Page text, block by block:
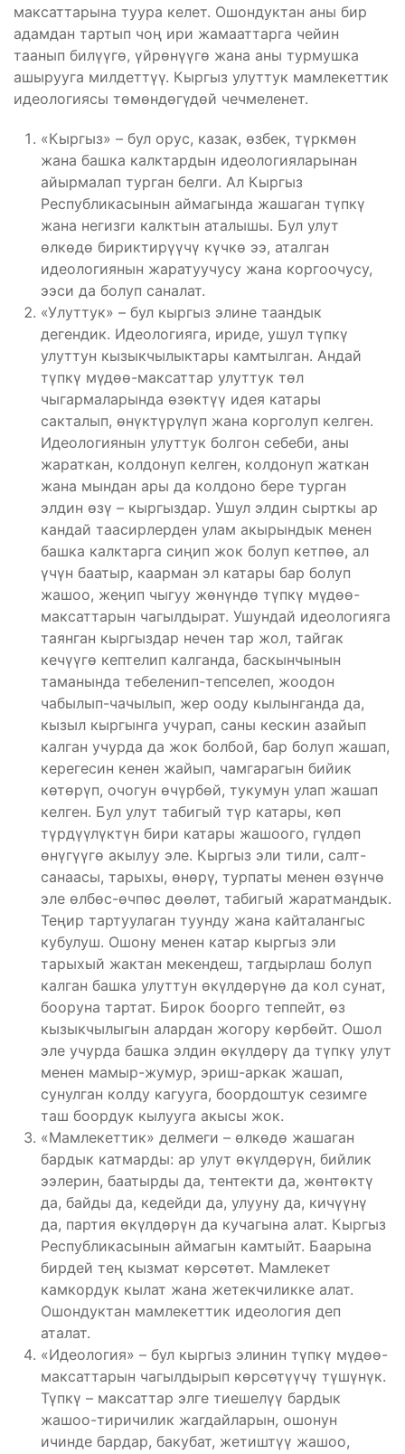
максаттарына туура келет. Ошондуктан аны бир
адамдан тартып чоң ири жамааттарга чейин
таанып билүүгө, үйрөнүүгө жана аны турмушка
ашырууга милдеттүү. Кыргыз улуттук мамлекеттик
идеологиясы төмөндөгүдөй чечмеленет.
«Кыргыз» – бул орус, казак, өзбек, түркмөн
жана башка калктардын идеологияларынан
айырмалап турган белги. Ал Кыргыз
Республикасынын аймагында жашаган түпкү
жана негизги калктын аталышы. Бул улут
өлкөдө бириктирүүчү күчкө ээ, аталган
идеологиянын жаратуучусу жана коргоочусу,
ээси да болуп саналат.
«Улуттук» – бул кыргыз элине таандык
дегендик. Идеологияга, ириде, ушул түпкү
улуттун кызыкчылыктары камтылган. Андай
түпкү мүдөө-максаттар улуттук төл
чыгармаларында өзөктүү идея катары
сакталып, өнүктүрүлүп жана корголуп келген.
Идеологиянын улуттук болгон себеби, аны
жараткан, колдонуп келген, колдонуп жаткан
жана мындан ары да колдоно бере турган
элдин өзү – кыргыздар. Ушул элдин сырткы ар
кандай таасирлерден улам акырындык менен
башка калктарга сиңип жок болуп кетпөө, ал
үчүн баатыр, каарман эл катары бар болуп
жашоо, жеңип чыгуу жөнүндө түпкү мүдөө-
максаттарын чагылдырат. Ушундай идеологияга
таянган кыргыздар нечен тар жол, тайгак
кечүүгө кептелип калганда, баскынчынын
таманында тебеленип-тепселеп, жоодон
чабылып-чачылып, жер ооду кылынганда да,
кызыл кыргынга учурап, саны кескин азайып
калган учурда да жок болбой, бар болуп жашап,
керегесин кенен жайып, чамгарагын бийик
көтөрүп, очогун өчүрбөй, тукумун улап жашап
келген. Бул улут табигый түр катары, көп
түрдүүлүктүн бири катары жашоого, гүлдөп
өнүгүүгө акылуу эле. Кыргыз эли тили, салт-
санаасы, тарыхы, өнөрү, турпаты менен өзүнчө
эле өлбөс-өчпөс дөөлөт, табигый жаратмандык.
Теңир тартуулаган туунду жана кайталангыс
кубулуш. Ошону менен катар кыргыз эли
тарыхый жактан мекендеш, тагдырлаш болуп
калган башка улуттун өкүлдөрүнө да кол сунат,
бооруна тартат. Бирок боорго теппейт, өз
кызыкчылыгын алардан жогору көрбөйт. Ошол
эле учурда башка элдин өкүлдөрү да түпкү улут
менен мамыр-жумур, эриш-аркак жашап,
сунулган колду кагуу­га, боордоштук сезимге
таш боордук кылууга акысы жок.
«Мамлекеттик» делмеги – өлкөдө жашаган
бардык катмарды: ар улут өкүлдөрүн, бийлик
ээлерин, баатырды да, тентекти да, жөнтөктү
да, байды да, кедейди да, улууну да, кичүүнү
да, партия өкүлдөрүн да кучагына алат. Кыргыз
Республикасынын аймагын камтыйт. Баарына
бирдей тең кызмат көрсөтөт. Мамлекет
камкордук кылат жана жетекчиликке алат.
Ошондуктан мамлекеттик идеология деп
аталат.
«Идеология» – бул кыргыз элинин түпкү мүдөө-
максаттарын чагылдырып көрсөтүүчү түшүнүк.
Түпкү – максаттар элге тиешелүү бардык
жашоо-тиричилик жагдайларын, ошонун
ичинде бардар, бакубат, жетиштүү жашоо,